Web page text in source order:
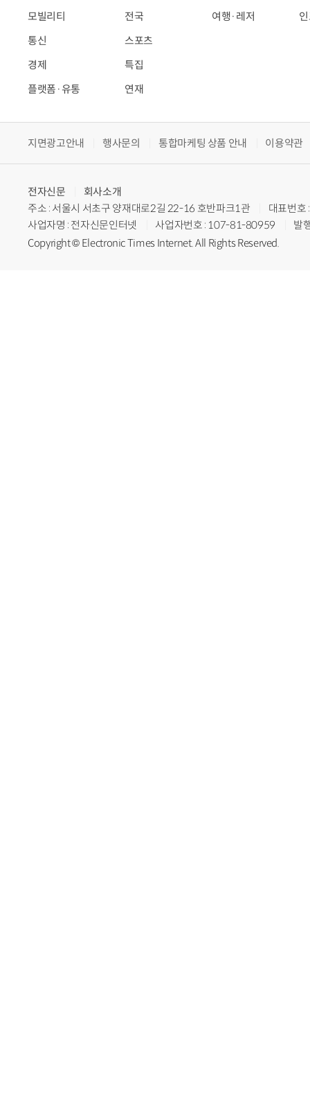
모빌리티
통신
경제
플랫폼·유통
전국
스포츠
특집
연재
여행·레저
지면광고안내 행사문의 통합마케팅 상품 안내 이용약관
전자신문
회사소개
주소 : 서울시 서초구 양재대로2길 22-16 호반파크1관
대표번
사업자명 : 전자신문인터넷
사업자번호 : 107-81-80959
발
Copyright © Electronic Times Internet. All Rights Reserved.